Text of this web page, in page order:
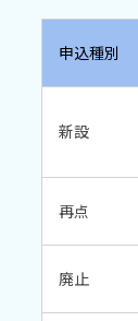
申込種別
新設
再点
廃止